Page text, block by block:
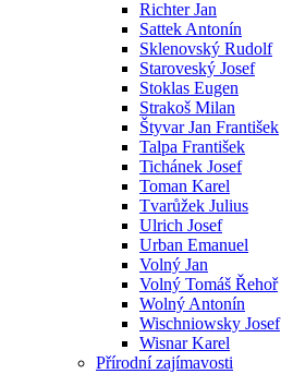
Richter Jan
Sattek Antonín
Sklenovský Rudolf
Staroveský Josef
Stoklas Eugen
Strakoš Milan
Štyvar Jan František
Talpa František
Tichánek Josef
Toman Karel
Tvarůžek Julius
Ulrich Josef
Urban Emanuel
Volný Jan
Volný Tomáš Řehoř
Wolný Antonín
Wischniowsky Josef
Wisnar Karel
Přírodní zajímavosti